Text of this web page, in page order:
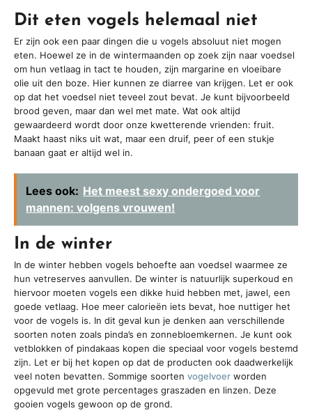
Dit eten vogels helemaal niet
Er zijn ook een paar dingen die u vogels absoluut niet mogen
eten. Hoewel ze in de wintermaanden op zoek zijn naar voedsel
om hun vetlaag in tact te houden, zijn margarine en vloeibare
olie uit den boze. Hier kunnen ze diarree van krijgen. Let er ook
op dat het voedsel niet teveel zout bevat. Je kunt bijvoorbeeld
brood geven, maar dan wel met mate. Wat ook altijd
gewaardeerd wordt door onze kwetterende vrienden: fruit.
Maakt haast niks uit wat, maar een druif, peer of een stukje
banaan gaat er altijd wel in.
Lees ook: Het meest sexy ondergoed voor
mannen: volgens vrouwen!
In de winter
In de winter hebben vogels behoefte aan voedsel waarmee ze
hun vetreserves aanvullen. De winter is natuurlijk superkoud en
hiervoor moeten vogels een dikke huid hebben met, jawel, een
goede vetlaag. Hoe meer calorieën iets bevat, hoe nuttiger het
voor de vogels is. In dit geval kun je denken aan verschillende
soorten noten zoals pinda’s en zonnebloemkernen. Je kunt ook
vetblokken of pindakaas kopen die speciaal voor vogels bestemd
zijn. Let er bij het kopen op dat de producten ook daadwerkelijk
veel noten bevatten. Sommige soorten vogelvoer worden
opgevuld met grote percentages graszaden en linzen. Deze
gooien vogels gewoon op de grond.